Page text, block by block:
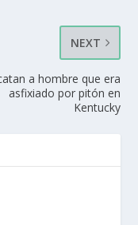
NEXT
a hombre que era
asfixiado por pitón en
Kentucky